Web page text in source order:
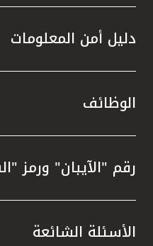
دليل أمن المعلومات
الوظائف
رقم "الآيبان" ورمز
الأسئلة الشائعة